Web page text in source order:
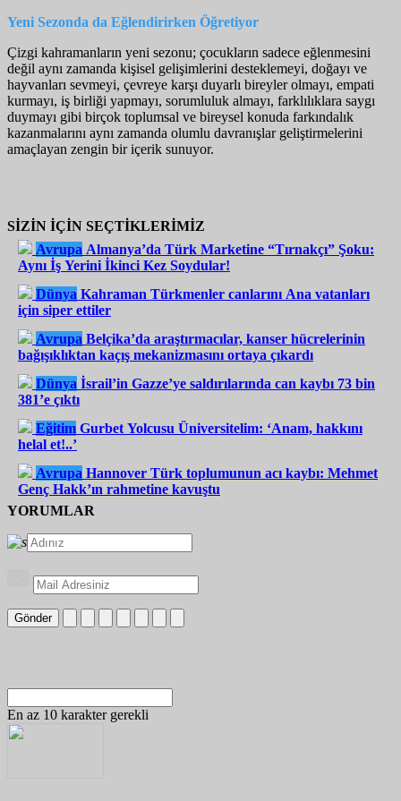
Yeni Sezonda da Eğlendirirken Öğretiyor
Çizgi kahramanların yeni sezonu; çocukların sadece eğlenmesini
değil aynı zamanda kişisel gelişimlerini desteklemeyi, doğayı ve
hayvanları sevmeyi, çevreye karşı duyarlı bireyler olmayı, empati
kurmayı, iş birliği yapmayı, sorumluluk almayı, farklılıklara saygı
duymayı gibi birçok toplumsal ve bireysel konuda farkındalık
kazanmalarını aynı zamanda olumlu davranışlar geliştirmelerini
amaçlayan zengin bir içerik sunuyor.
SİZİN İÇİN SEÇTİKLERİMİZ
Avrupa Almanya’da Türk Marketine “Tırnakçı” Şoku:
Aynı İş Yerini İkinci Kez Soydular!
Dünya Kahraman Türkmenler canlarını Ana vatanları
için siper ettiler
Avrupa Belçika’da araştırmacılar, kanser hücrelerinin
bağışıklıktan kaçış mekanizmasını ortaya çıkardı
Dünya İsrail’in Gazze’ye saldırılarında can kaybı 73 bin
381’e çıktı
Eğitim Gurbet Yolcusu Üniversitelim: ‘Anam, hakkını
helal et!..’
Avrupa Hannover Türk toplumunun acı kaybı: Mehmet
Genç Hakk’ın rahmetine kavuştu
YORUMLAR
Gönder
En az 10 karakter gerekli